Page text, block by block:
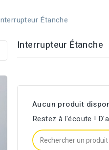
Étanche
Interrupteur Étanche
Aucun produit
Restez à l'écoute !